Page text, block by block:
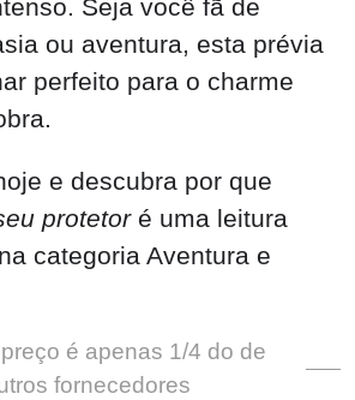
Seja você fã de
ou aventura, esta prévia
perfeito para o charme
e descubra por que
protetoré uma leitura
categoria Aventura e
é apenas 1/4 do de
fornecedores